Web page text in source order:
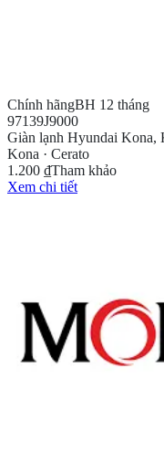
Chính hãngBH 12 tháng
97139J9000
Giàn lạnh Hyundai Kona,
Kona · Cerato
1.200 ₫Tham khảo
Xem chi tiết